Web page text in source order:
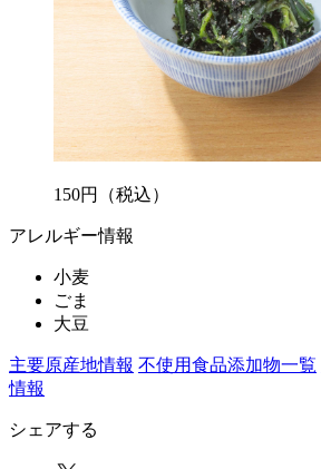
150円 （税込）
アレルギー情報
小麦
ごま
大豆
主要原産地情報 不使用食品添加物一覧
情報
シェアする